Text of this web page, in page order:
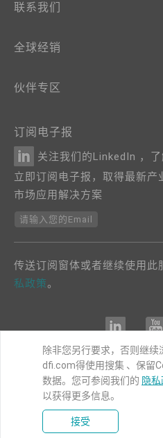
联系我们
全球经销
伙伴专区
订阅电子报
关注我们的LinkedIn ，了
立即订阅电子报，取得最新产
市场应用解决方案
请输入您的Email
传送订阅窗体或者继续使用此
私政策。
COPYRIGHT©DFI2024.
|隐私权政策
除非您另行要求，否则继续
dfi.com得使用搜集 、保留
数据。您可参阅我们的 隐
以获得更多信息。
接受